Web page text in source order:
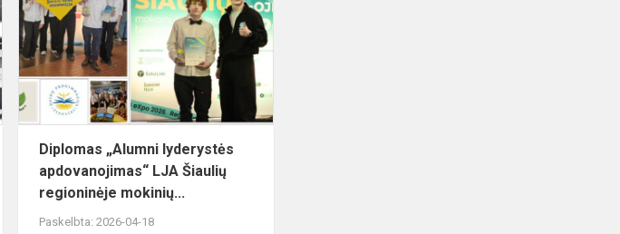
specialistė
KTU
išbandymo
dirbtuvėse
moki...
lyderystės
apdovanojimas“
LJA
regi...
Diplomas „Alumni lyderystės
apdovanojimas“ LJA Šiaulių
regioninėje mokinių...
Paskelbta: 2026-04-18